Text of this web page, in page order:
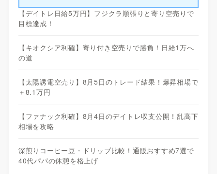
【デイトレ日給5万円】フジクラ順張りと寄り空売りで
目標達成！
【キオクシア利確】寄り付き空売りで勝負！日給1万へ
の道
【太陽誘電空売り】8月5日のトレード結果！爆昇相場で
＋8.1万円
【ファナック利確】8月4日のデイトレ収支公開！乱高下
相場を攻略
深煎りコーヒー豆・ドリップ比較！通販おすすめ7選で
40代パパの休憩を格上げ